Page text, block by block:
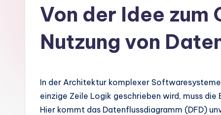
m
Von der Idee zum
Nutzung von
In der Architektur komplexer
einzige Zeile Logik geschrieben wird, muss
Hier kommt das Datenflussdiagramm (DFD)